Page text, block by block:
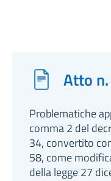
Atto
Problematiche
comma 2 del
34, convertito
58, come
della legge 27